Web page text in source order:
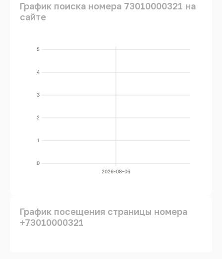
График поиска номера 73010000321 на
сайте
0
1
2
3
4
5
2026-08-06
График посещения страницы номера
+73010000321